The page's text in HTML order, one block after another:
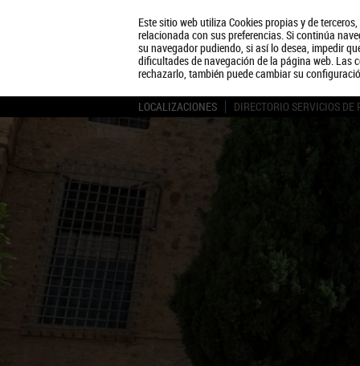
Este sitio web utiliza Cookies propias y de
relacionada con sus preferencias. Si continúa
su navegador pudiendo, si así lo desea, impedir
dificultades de navegación de la página web. Las
rechazarlo, también puede cambiar su
LOCALIZACIONES DIRECTORIO SERVICIOS DE